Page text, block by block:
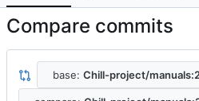
Compare commits
base: Chill-project/